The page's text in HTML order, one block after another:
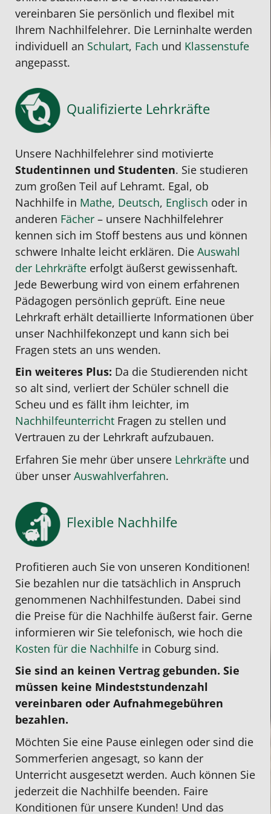
vereinbaren Sie persönlich und flexibel mit
Ihrem Nachhilfelehrer. Die Lerninhalte werden
individuell an Schulart, Fach und Klassenstufe
angepasst.
Qualifizierte Lehrkräfte
Unsere Nachhilfelehrer sind motivierte
Studentinnen und Studenten. Sie studieren
zum großen Teil auf Lehramt. Egal, ob
Nachhilfe in Mathe, Deutsch, Englisch oder in
anderen Fächer – unsere Nachhilfelehrer
kennen sich im Stoff bestens aus und können
schwere Inhalte leicht erklären. Die Auswahl
der Lehrkräfte erfolgt äußerst gewissenhaft.
Jede Bewerbung wird von einem erfahrenen
Pädagogen persönlich geprüft. Eine neue
Lehrkraft erhält detaillierte Informationen über
unser Nachhilfekonzept und kann sich bei
Fragen stets an uns wenden.
Ein weiteres Plus: Da die Studierenden nicht
so alt sind, verliert der Schüler schnell die
Scheu und es fällt ihm leichter, im
Nachhilfeunterricht Fragen zu stellen und
Vertrauen zu der Lehrkraft aufzubauen.
Erfahren Sie mehr über unsere Lehrkräfte und
über unser Auswahlverfahren.
Flexible Nachhilfe
Profitieren auch Sie von unseren Konditionen!
Sie bezahlen nur die tatsächlich in Anspruch
genommenen Nachhilfestunden. Dabei sind
die Preise für die Nachhilfe äußerst fair. Gerne
informieren wir Sie telefonisch, wie hoch die
Kosten für die Nachhilfe in Coburg sind.
Sie sind an keinen Vertrag gebunden. Sie
müssen keine Mindeststundenzahl
vereinbaren oder Aufnahmegebühren
bezahlen.
Möchten Sie eine Pause einlegen oder sind die
Sommerferien angesagt, so kann der
Unterricht ausgesetzt werden. Auch können Sie
jederzeit die Nachhilfe beenden. Faire
Konditionen für unsere Kunden! Und das